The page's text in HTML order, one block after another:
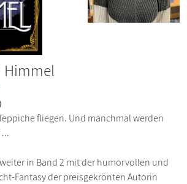
Himmel
fliegen. Und manchmal werden
in Band 2 mit der humorvollen und
Fantasy der preisgekrönten Autorin